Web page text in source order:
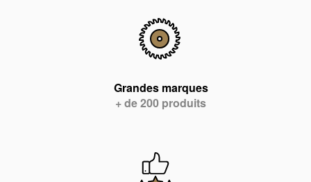
Grandes marques
+ de 200 produits